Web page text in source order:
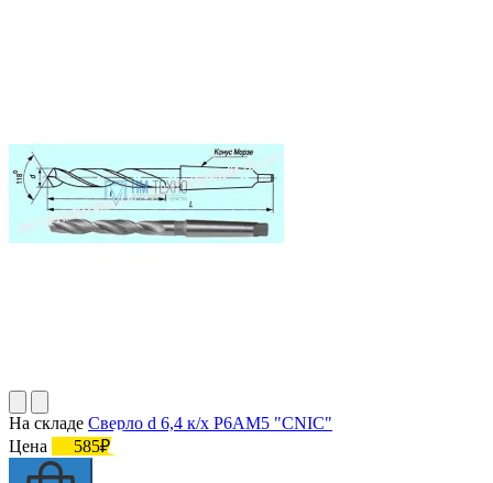
На складе Сверло d 6,4 к/х Р6АМ5 "CNIC"
Цена
585₽